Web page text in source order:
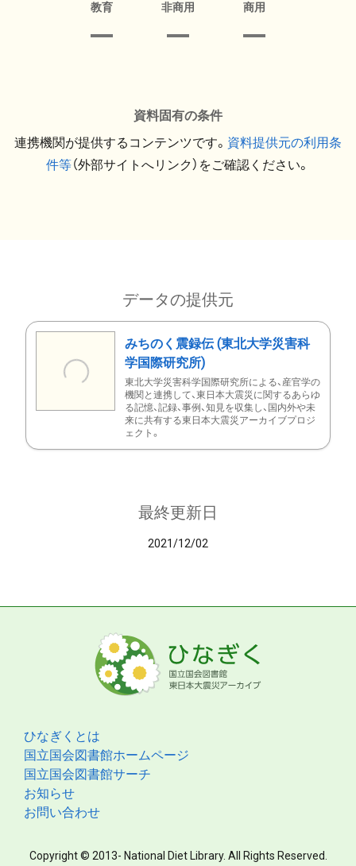
教育 非商用 商用
資料固有の条件
連携機関が提供するコンテンツです。 資料提供元の利用条
件等（外部サイトへリンク）をご確認ください。
データの提供元
みちのく震録伝 (東北大学災害科
学国際研究所)
東北大学災害科学国際研究所による、産官学の
機関と連携して、東日本大震災に関するあらゆ
る記憶、記録、事例、知見を収集し、国内外や未
来に共有する東日本大震災アーカイブプロジ
ェクト。
最終更新日
2021/12/02
ひなぎくとは
国立国会図書館ホームページ
国立国会図書館サーチ
お知らせ
お問い合わせ
Copyright © 2013- National Diet Library. All Rights Reserved.